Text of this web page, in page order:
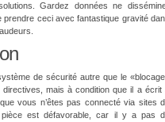
Gardez données ne
ceci avec fantastique gravité
de sécurité autre que le
mais à condition que il a écrit
vous n’êtes pas connecté via sites
est défavorable, car il y a pas